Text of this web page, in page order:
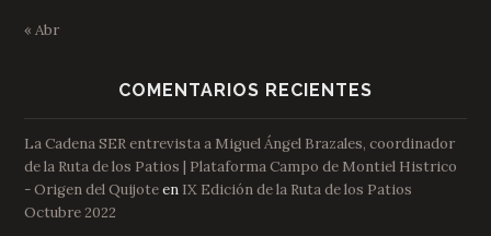
« Abr
COMENTARIOS RECIENTES
La Cadena SER entrevista a Miguel Ángel Brazales, coordinador
de la Ruta de los Patios | Plataforma Campo de Montiel Histrico
- Origen del Quijoteen IX Edición de la Ruta de los Patios
Octubre 2022